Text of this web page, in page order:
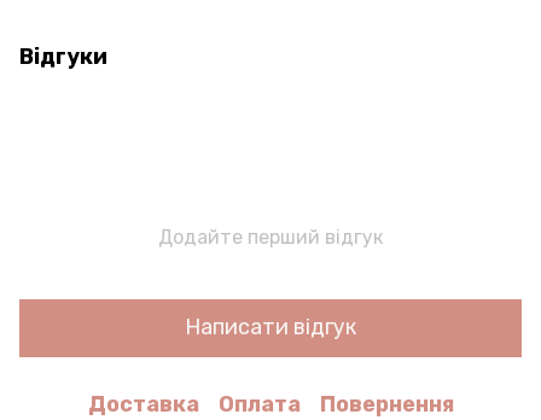
Відгуки
Додайте перший відгук
Написати відгук
Доставка Оплата Повернення